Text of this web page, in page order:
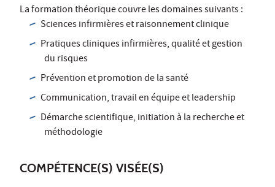
La formation théorique couvre les domaines suivants :
Sciences infirmières et raisonnement clinique
Pratiques cliniques infirmières, qualité et gestion
du risques
Prévention et promotion de la santé
Communication, travail en équipe et leadership
Démarche scientifique, initiation à la recherche et
méthodologie
COMPÉTENCE(S) VISÉE(S)